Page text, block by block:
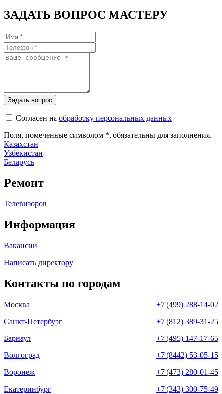
ЗАДАТЬ ВОПРОС МАСТЕРУ
Согласен на обработку персональных данных
Поля, помеченные символом *, обязательны для заполнения.
Казахстан
Узбекистан
Беларусь
Ремонт
Телевизоров
Информация
Вакансии
Написать директору
Контакты по городам
Москва
+7 (499) 288-14-02
Санкт-Петербург
+7 (812) 389-31-25
Барнаул
+7 (495) 147-17-65
Волгоград
+7 (8442) 53-05-15
Воронеж
+7 (473) 280-01-45
Екатеринбург
+7 (343) 300-75-49